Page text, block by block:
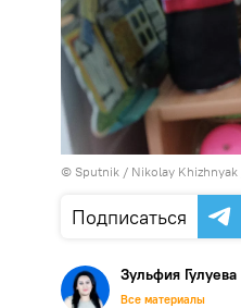
© Sputnik / Nikolay Khizhnyak
Подписаться
Зульфия Гулуева
Все материалы